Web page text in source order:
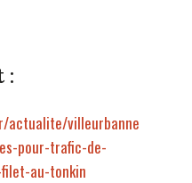
:
actualite/villeurbanne
pour-trafic-de-
au-tonkin